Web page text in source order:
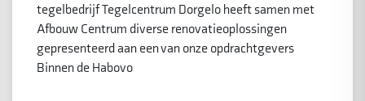
tegelbedrijf Tegelcentrum Dorgelo heeft samen met
Afbouw Centrum diverse renovatieoplossingen
gepresenteerd aan een van onze opdrachtgevers
Binnen de Habovo